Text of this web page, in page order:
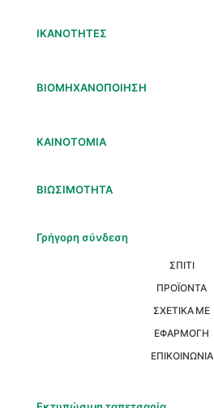
ΙΚΑΝΟΤΗΤΕΣ
ΒΙΟΜΗΧΑΝΟΠΟΙΗΣΗ
ΚΑΙΝΟΤΟΜΙΑ
ΒΙΩΣΙΜΟΤΗΤΑ
Γρήγορη σύνδεση
ΣΠΙΤΙ
ΠΡΟΪΟΝΤΑ
ΣΧΕΤΙΚΑ ΜΕ
ΕΦΑΡΜΟΓΗ
ΕΠΙΚΟΙΝΩΝΙΑ